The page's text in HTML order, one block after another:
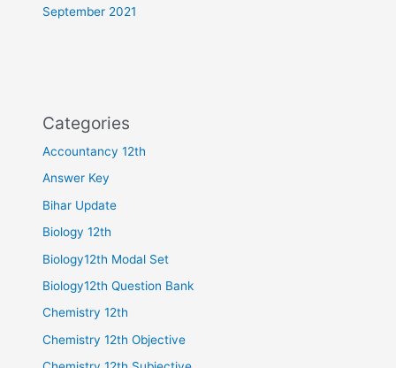
September 2021
Categories
Accountancy 12th
Answer Key
Bihar Update
Biology 12th
Biology12th Modal Set
Biology12th Question Bank
Chemistry 12th
Chemistry 12th Objective